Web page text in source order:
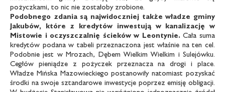
pożyczkami, to nic nie zostałoby zrobione.
Podobnego zdania są najwidoczniej także władze gminy
Jakubów, które z kredytów inwestują w kanalizację w
Mistowie i oczyszczalnię ścieków w Leontynie.Cała suma
kredytów podana w tabeli przeznaczona jest właśnie na ten cel.
Podobnie jest w Mrozach, Dębem Wielkim Wielkim i Sulejówku.
Cegłów pieniądze z pożyczek przeznacza na drogi i place.
Władze Mińska Mazowieckiego postanowiły natomiast pozyskać
środki na swoje sztandarowe inwestycje poprzez emisję obligacji.